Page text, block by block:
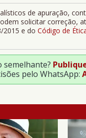
de apuração,
solicitar correção,
2015 e do Código de
semelhante?
pelo WhatsApp: